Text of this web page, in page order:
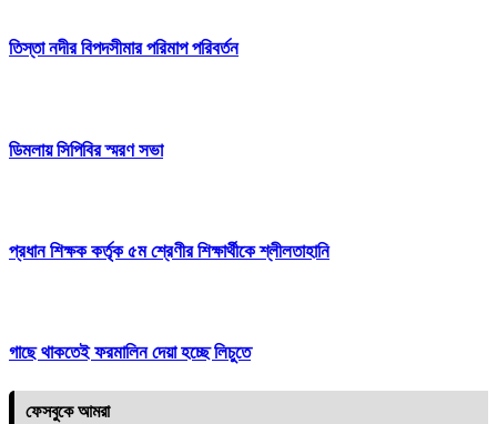
তিস্তা নদীর বিপদসীমার পরিমাপ পরিবর্তন
ডিমলায় সিপিবির স্মরণ সভা
প্রধান শিক্ষক কর্তৃক ৫ম শ্রেণীর শিক্ষার্থীকে শ্লীলতাহানি
গাছে থাকতেই ফরমালিন দেয়া হচ্ছে লিচুতে
ফেসবুকে আমরা